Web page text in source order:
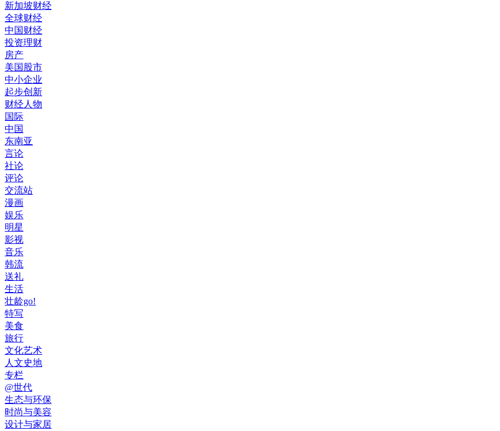
新加坡财经
全球财经
中国财经
投资理财
房产
美国股市
中小企业
起步创新
财经人物
国际
中国
东南亚
言论
社论
评论
交流站
漫画
娱乐
明星
影视
音乐
韩流
送礼
生活
壮龄go!
特写
美食
旅行
文化艺术
人文史地
专栏
@世代
生态与环保
时尚与美容
设计与家居